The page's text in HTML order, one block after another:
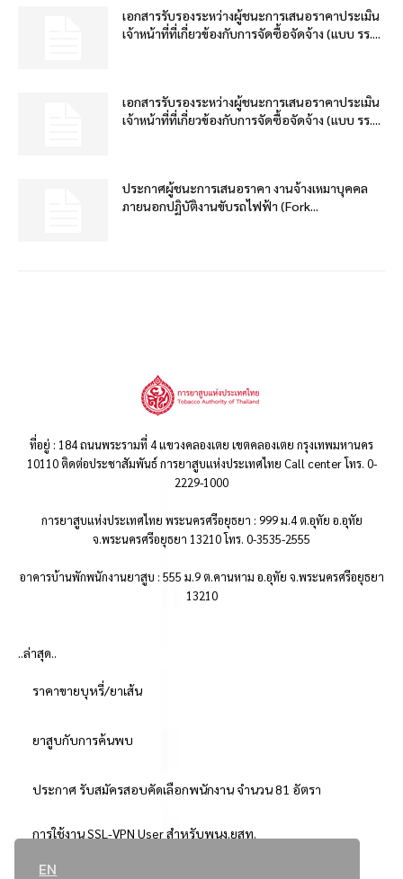
EN
เอกสารรับรองระหว่างผู้ชนะการเสนอราคาประเมิน
เจ้าหน้าที่ที่เกี่ยวข้องกับการจัดซื้อจัดจ้าง (แบบ รร....
เอกสารรับรองระหว่างผู้ชนะการเสนอราคาประเมิน
เจ้าหน้าที่ที่เกี่ยวข้องกับการจัดซื้อจัดจ้าง (แบบ รร....
ประกาศผู้ชนะการเสนอราคา งานจ้างเหมาบุคคล
ภายนอกปฏิบัติงานขับรถไฟฟ้า (Fork...
ที่อยู่ : 184 ถนนพระรามที่ 4 แขวงคลองเตย เขตคลองเตย กรุงเทพมหานคร
10110 ติดต่อประชาสัมพันธ์ การยาสูบแห่งประเทศไทย Call center โทร. 0-
2229-1000
การยาสูบแห่งประเทศไทย พระนครศรีอยุธยา : 999 ม.4 ต.อุทัย อ.อุทัย
จ.พระนครศรีอยุธยา 13210 โทร. 0-3535-2555
อาคารบ้านพักพนักงานยาสูบ : 555 ม.9 ต.คานหาม อ.อุทัย จ.พระนครศรีอยุธยา
13210
..ล่าสุด..
ราคาขายบุหรี่/ยาเส้น
ยาสูบกับการค้นพบ
ประกาศ รับสมัครสอบคัดเลือกพนักงาน จำนวน 81 อัตรา
การใช้งาน SSL-VPN User สำหรับพนง.ยสท.